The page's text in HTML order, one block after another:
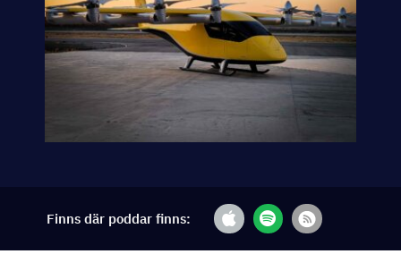
Finns där poddar finns: